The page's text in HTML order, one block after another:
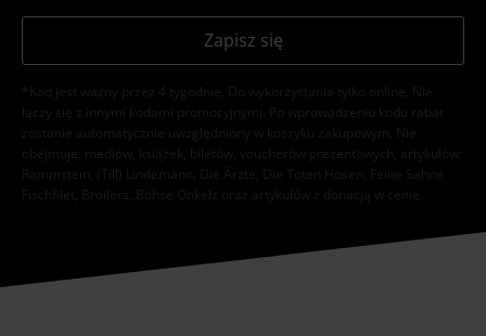
Zapisz się
*Kod jest ważny przez 4 tygodnie. Do wykorzystania tylko online. NIe
łączy się z innymi kodami promocyjnymi. Po wprowadzeniu kodu rabat
zostanie automatycznie uwzględniony w koszyku zakupowym. Nie
obejmuje: mediów, książek, biletów, voucherów prezentowych, artykułów:
Rammstein, (Till) Lindemann, Die Ärzte, Die Toten Hosen, Feine Sahne
Fischfilet, Broilers, Böhse Onkelz oraz artykułów z donacją w cenie.